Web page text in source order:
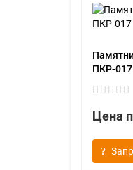
ПКР-017
Цена